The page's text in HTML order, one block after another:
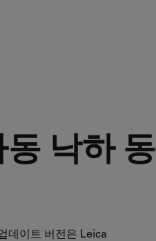
동 낙하 동
데이트 버전은 Leica